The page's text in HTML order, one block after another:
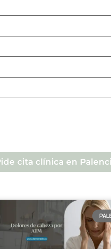
cita clínica en